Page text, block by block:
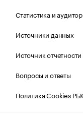
Статистика и
Источники данных
Источник
Вопросы и ответы
Политика Cookies